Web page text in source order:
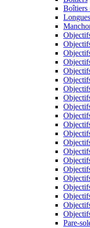
Boîtiers
Pare-